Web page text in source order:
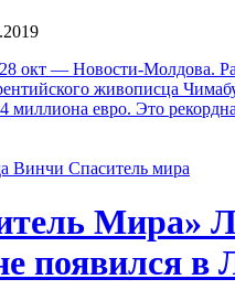
— Новости-Молдова.
живописца
миллиона евро. Это
Мира»
появился в